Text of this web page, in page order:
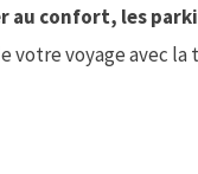
au confort, les
votre voyage avec